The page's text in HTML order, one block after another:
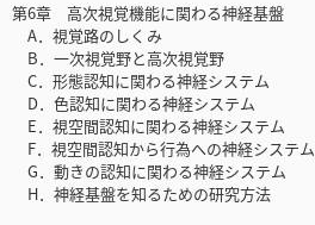
第6章 高次視覚機能に関わる神経基盤
A．視覚路のしくみ
B．一次視覚野と高次視覚野
C．形態認知に関わる神経システム
D．色認知に関わる神経システム
E．視空間認知に関わる神経システム
F．視空間認知から行為への神経システム
G．動きの認知に関わる神経システム
H．神経基盤を知るための研究方法